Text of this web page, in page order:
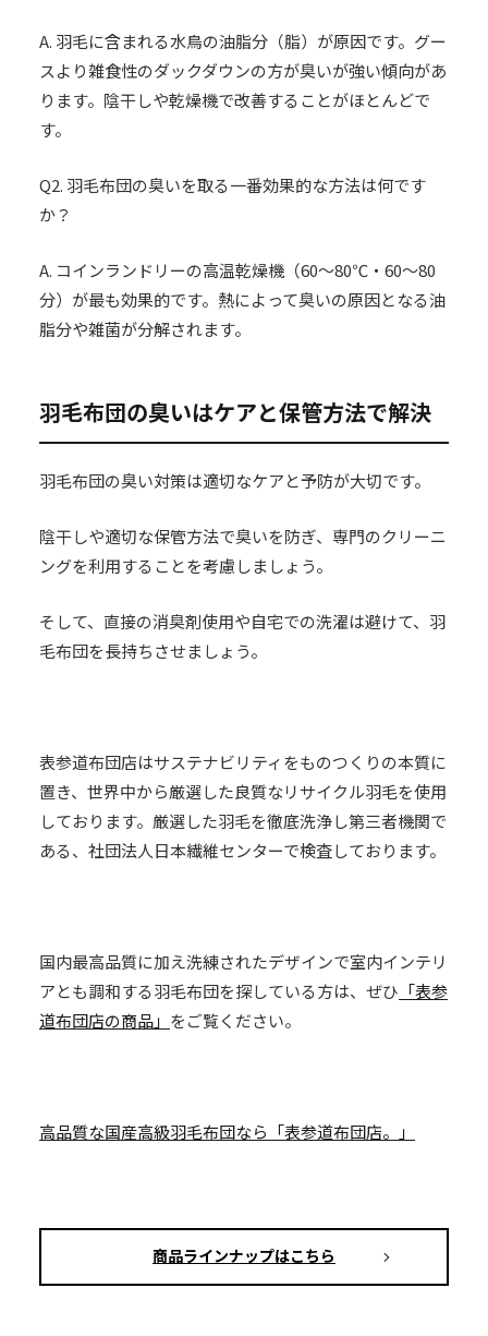
A. 羽毛に含まれる水鳥の油脂分（脂）が原因です。グー
スより雑食性のダックダウンの方が臭いが強い傾向があ
ります。陰干しや乾燥機で改善することがほとんどで
す。
Q2. 羽毛布団の臭いを取る一番効果的な方法は何です
か？
A. コインランドリーの高温乾燥機（60〜80℃・60〜80
分）が最も効果的です。熱によって臭いの原因となる油
脂分や雑菌が分解されます。
羽毛布団の臭いはケアと保管方法で解決
羽毛布団の臭い対策は適切なケアと予防が大切です。
陰干しや適切な保管方法で臭いを防ぎ、専門のクリーニ
ングを利用することを考慮しましょう。
そして、直接の消臭剤使用や自宅での洗濯は避けて、羽
毛布団を長持ちさせましょう。
表参道布団店はサステナビリティをものつくりの本質に
置き、世界中から厳選した良質なリサイクル羽毛を使用
しております。厳選した羽毛を徹底洗浄し第三者機関で
ある、社団法人日本繊維センターで検査しております。
国内最高品質に加え洗練されたデザインで室内インテリ
アとも調和する羽毛布団を探している方は、ぜひ 「表参
道布団店の商品」 をご覧ください。
高品質な国産高級羽毛布団なら「表参道布団店。」
商品ラインナップはこちら